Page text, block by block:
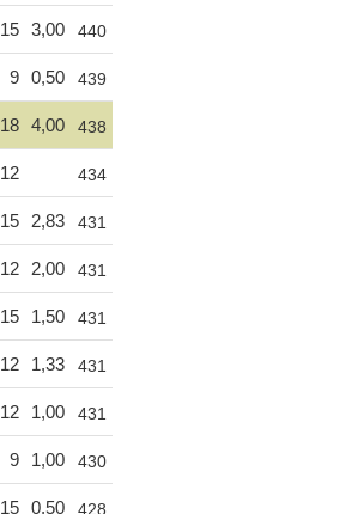
15 3,00 440
9 0,50 439
18 4,00 438
12 434
15 2,83 431
12 2,00 431
15 1,50 431
12 1,33 431
12 1,00 431
9 1,00 430
15 0,50 428